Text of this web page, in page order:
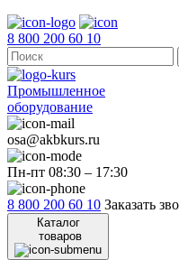
8 800 200 60 10
Промышленное
оборудование
osa@akbkurs.ru
Пн-пт 08:30 – 17:30
8 800 200 60 10 Заказать
Каталог
товаров